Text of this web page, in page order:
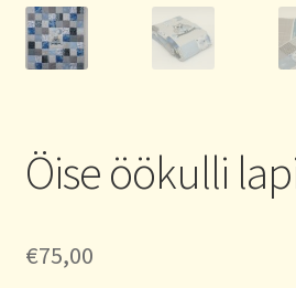
Öise öökulli
€75,00